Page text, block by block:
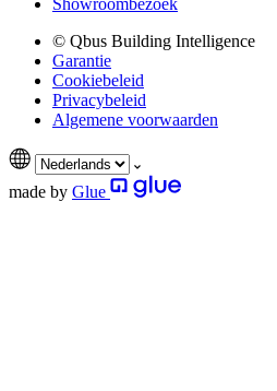
© Qbus Building Intelligence
Garantie
Cookiebeleid
Privacybeleid
Algemene voorwaarden
made by Glue